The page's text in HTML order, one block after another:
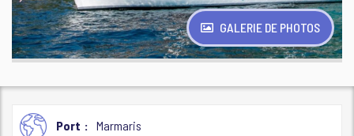
GALERIE DE PHOTOS
Port Marmaris